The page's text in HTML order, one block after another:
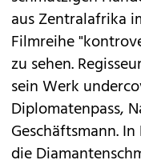
aus Zentralafrika
Filmreihe
zu sehen.
sein Werk
Diplomatenpass,
Geschäftsmann.
die